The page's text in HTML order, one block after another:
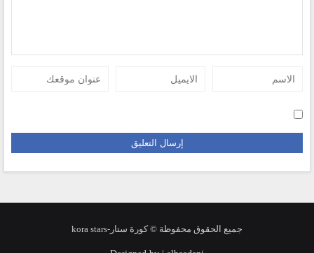
جميع الحقوق محفوظة © كورة ستار-kora stars